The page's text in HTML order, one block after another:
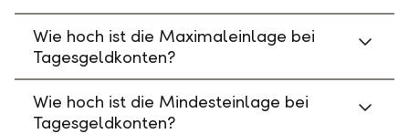
Wie hoch ist die Maximaleinlage bei
Tagesgeldkonten?
Wie hoch ist die Mindesteinlage bei
Tagesgeldkonten?